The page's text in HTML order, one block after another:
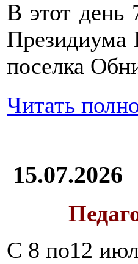
В этот день
Президиума
поселка
Читать
15.07.2026
С 8 по12